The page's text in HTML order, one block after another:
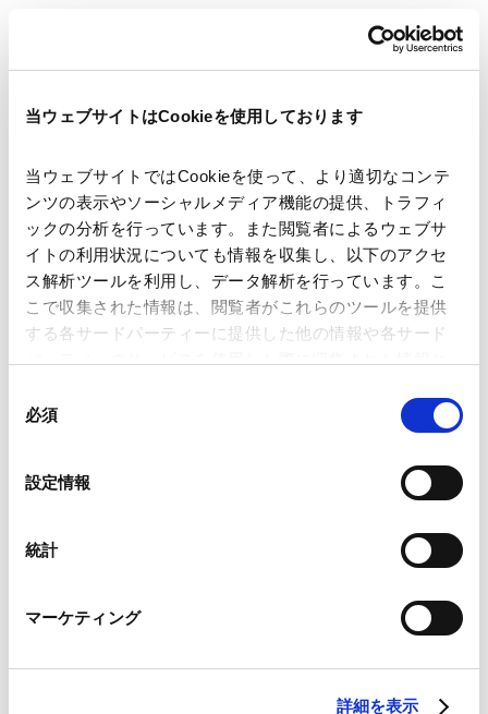
当ウェブサイトはCookieを使用しております
当ウェブサイトではCookieを使って、より適切なコンテ
ンツの表示やソーシャルメディア機能の提供、トラフィ
ックの分析を行っています。また閲覧者によるウェブサ
イトの利用状況についても情報を収集し、以下のアクセ
ス解析ツールを利用し、データ解析を行っています。こ
こで収集された情報は、閲覧者がこれらのツールを提供
する各サードパーティーに提供した他の情報や各サード
ことがあります。
Google Analytics利用規約（
Marketo
外部サイト）
LinkedIn プライバシーポリシー（
HubSpot プライバシーポリシー（外部サイト）
必須
設定情報
統計
マーケティング
詳細を表示
RELATED INSIGHTS
PUBLICATIONS
著書・論文等
海外紛争解決トレンド（55）香港における国
際仲裁──最近の動向と進展
について
2023.07.01
CAREER
経歴